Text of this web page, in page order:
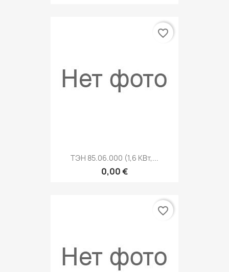
ТЭН 85.06.000 (1,6 КВт,...
0,00 €
favorite_border
favorite_border